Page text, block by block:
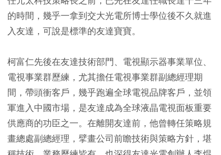
的時間，幾乎一拿到交大光電所博士學位後不久就進
入友達，可說是標準的友達寶寶。
柯富仁先後在友達技術部門、電視顯示器事業單位、
電視事業群歷練，尤其擔任電視事業群副總經理期
間，帶頭衝客戶，幾乎跑遍全球電視品牌客戶，並領
軍進入中國市場，是友達成為全球液晶電視面板重要
供應商的功臣之一。在離開友達前，他曾轉任策略規
畫總處副總經理，擘畫公司前瞻技術與策略方針，堪